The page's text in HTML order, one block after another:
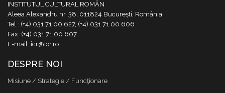
INSTITUTUL CULTURAL ROMÂN
Aleea Alexandru nr. 38, 011824 București, România
Tel.: (+4) 031 71 00 627, (+4) 031 71 00 606
Fax: (+4) 031 71 00 607
E-mail: icr@icr.ro
DESPRE NOI
Misiune / Strategie / Funcţionare